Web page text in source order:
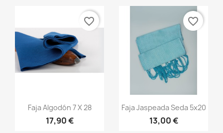
 Vista rápida
+20
Faja Algodón 7 X 28
17,90 €
favorite_border
Vista rápida
+13
Faja Jaspeada Seda 5x20
13,00 €
favorite_border